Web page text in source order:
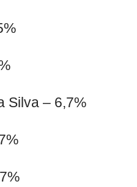
Silva – 6,7%